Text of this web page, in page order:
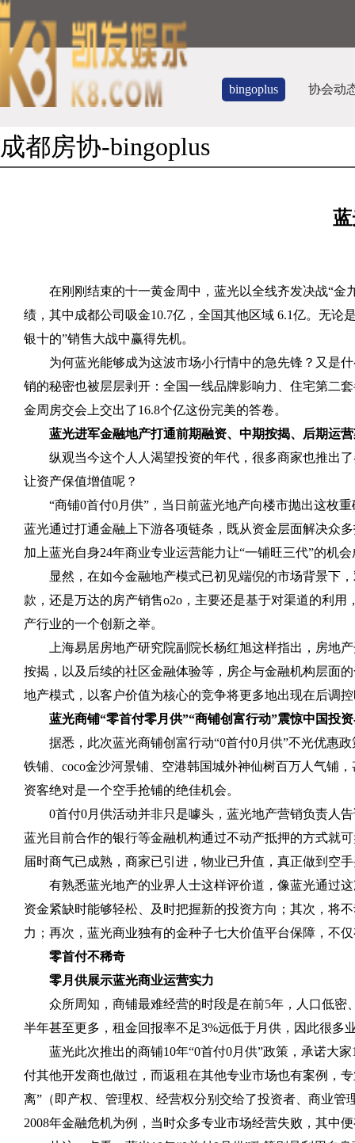
bingoplus 协会动
成都房协-bingoplus
在刚刚结束的十一黄金周中，蓝光以全线齐发决战“
绩，其中成都公司吸金10.7亿，全国其他区域 6.1亿。无论
银十的”销售大战中赢得先机。
为何蓝光能够成为这波市场小行情中的急先锋？又是
销的秘密也被层层剥开：全国一线品牌影响力、住宅第二
金周房交会上交出了16.8个亿这份完美的答卷。
蓝光进军金融地产打通前期融资、中期按揭、后期运
纵观当今这个人人渴望投资的年代，很多商家也推出
让资产保值增值呢？
“商铺0首付0月供”，当日前蓝光地产向楼市抛出这枚
蓝光通过打通金融上下游各项链条，既从资金层面解决众
加上蓝光自身24年商业专业运营能力让“一铺旺三代”的机
显然，在如今金融地产模式已初见端倪的市场背景下
款，还是万达的房产销售o2o ，主要还是基于对渠道的利
产行业的一个创新之举。
上海易居房地产研究院副院长杨红旭这样指出，房地
按揭，以及后续的社区金融体验等，房企与金融机构层面
地产模式，以客户价值为核心的竞争将更多地出现在后调
蓝光商铺“零首付零月供”“商铺创富行动”震惊中国投
据悉，此次蓝光商铺创富行动“0首付0月供”不光优惠
铁铺、 coco金沙河景铺、空港韩国城外神仙树百万人气铺
资客绝对是一个空手抢铺的绝佳机会。
0首付0月供活动并非只是噱头，蓝光地产营销负责人
蓝光目前合作的银行等金融机构通过不动产抵押的方式就
届时商气已成熟，商家已引进，物业已升值，真正做到空
有熟悉蓝光地产的业界人士这样评价道，像蓝光通过
资金紧缺时能够轻松、及时把握新的投资方向；其次，将
力；再次，蓝光商业独有的金种子七大价值平台保障，不
零首付不稀奇
零月供展示蓝光商业运营实力
众所周知，商铺最难经营的时段是在前5年，人口低密
半年甚至更多，租金回报率不足3%远低于月供，因此很多
蓝光此次推出的商铺10年“0首付0月供”政策，承诺大家
付其他开发商也做过，而返租在其他专业市场也有案例，
离”（即产权、管理权、经营权分别交给了投资者、商业
2008年金融危机为例，当时众多专业市场经营失败，其中